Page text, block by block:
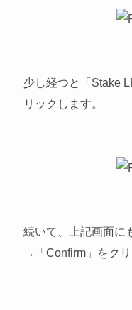
少し経つと「Stake
リックします。
続いて、上記画面に
→「Confirm」をクリ